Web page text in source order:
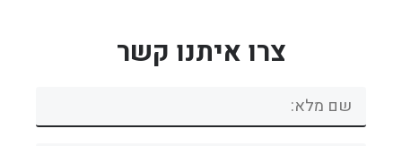
צרו איתנו קשר